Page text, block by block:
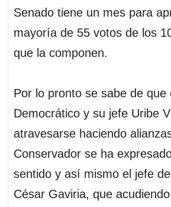
Senado tiene un mes para
mayoría de 55 votos de los
que la componen.
Por lo pronto se sabe de que
Democrático y su jefe Uribe
atravesarse haciendo
Conservador se ha
sentido y así mismo el jefe
César Gaviria, que